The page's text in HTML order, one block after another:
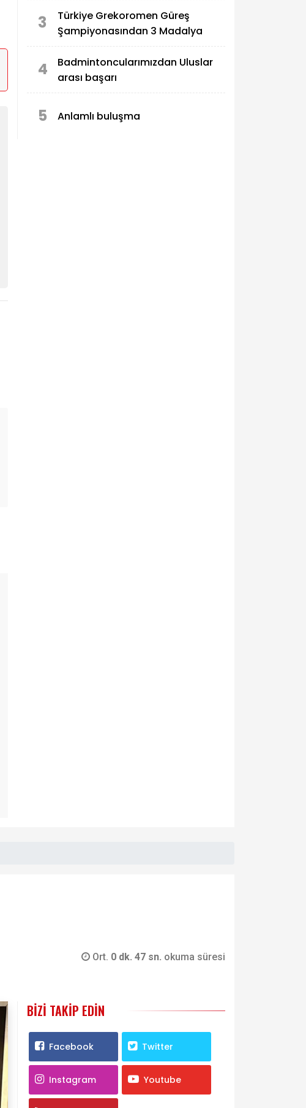
3
Türkiye Grekoromen Güreş
Şampiyonasından 3 Madalya
4
Badmintoncularımızdan Uluslar
arası başarı
5 Anlamlı buluşma
Ort. 0 dk. 47 sn. okuma süresi
BIZI TAKIP EDIN
Facebook Twitter
Instagram Youtube